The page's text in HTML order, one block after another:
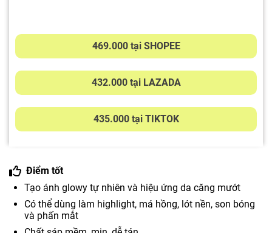
469.000 tại SHOPEE
432.000 tại LAZADA
435.000 tại TIKTOK
Điểm tốt
Tạo ánh glowy tự nhiên và hiệu ứng da căng mướt
Có thể dùng làm highlight, má hồng, lót nền, son bóng
và phấn mắt